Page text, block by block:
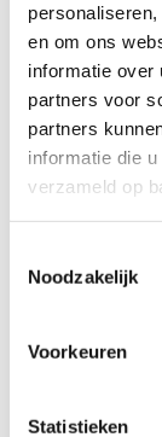
en om ons
informatie over
partners voor
partners
informatie die
verzameld op
Noodzakelijk
Voorkeuren
Statistieken
Juwel
De Juwel 79
kleine ruimtes.
bijvoorbeeld
worden via de